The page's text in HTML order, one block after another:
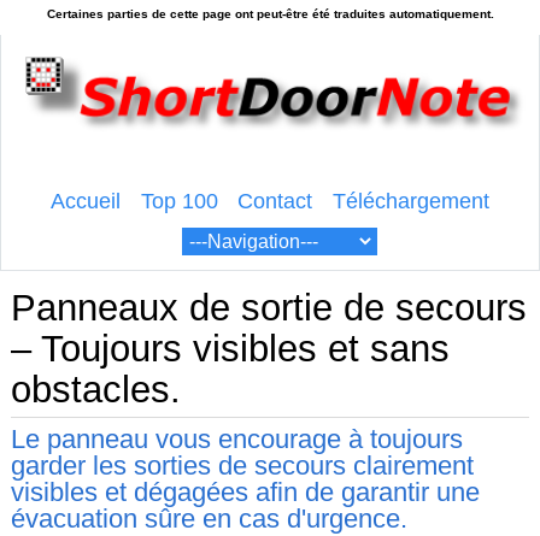
Accueil Top 100 Contact Téléchargement
Panneaux de sortie de secours
– Toujours visibles et sans
obstacles.
Le panneau vous encourage à toujours
garder les sorties de secours clairement
visibles et dégagées afin de garantir une
évacuation sûre en cas d'urgence.